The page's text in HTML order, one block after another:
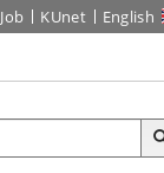
Job KUnet English